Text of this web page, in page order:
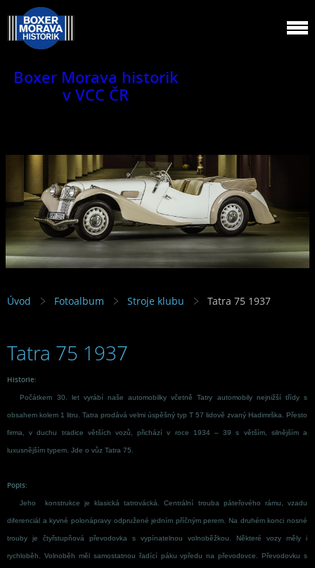
Boxer Morava historik
v VCC ČR
Jsme klub veteránů.
Úvod Fotoalbum Stroje klubu Tatra 75 1937
Tatra 75 1937
Historie:
Počátkem 30. let vyrábí naše automobilky včetně Tatry automobily nejnižší třídy s
obsahem kolem 1 litru. Tatra prodává velmi úspěšný typ T 57 lidově zvaný Hadimrška. Přesto
firma, v duchu tradice větších vozů, přichází v roce 1934 – 39 s větším, silnějším a
luxusnějším typem. Jde o vůz Tatra 75.
Popis:
Jeho konstrukce je klasická tatrovácká. Centrální trouba páteřového rámu, vzadu
diferenciál a kyvné polonápravy odpružené jedním příčným perem. Na druhém konci nosné
trouby je čtyřstupňová převodovka s vypínatelnou volnoběžkou. Některé vozy měly i
rychloběh. Volnoběh měl samostatnou řadící páku vpředu na převodovce. Převodovku s